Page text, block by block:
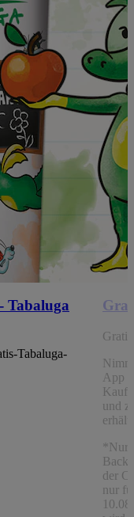
Tabaluga
Tabaluga-
App
und
*Nur
der
nur